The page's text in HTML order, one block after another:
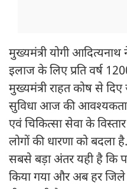
मुख्यमंत्री योगी
इलाज के लिए प्रति वर्ष
मुख्यमंत्री राहत कोष से दिए
सुविधा आज की आवश्यकता
एवं चिकित्सा सेवा के
लोगों की धारणा को बदला
सबसे बड़ा अंतर यही है कि
किया गया और अब हर